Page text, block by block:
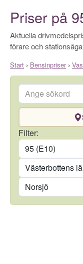
Priser på
Aktuella
förare och
Start › Bensinpriser›
Ange sökord
Filter:
Län
Kommun